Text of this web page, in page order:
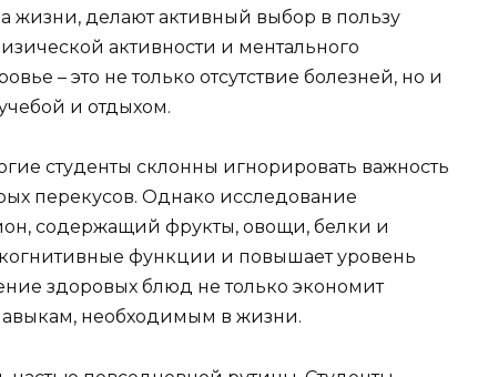
жизни, делают активный выбор в пользу
активности и ментального
– это не только отсутствие болезней, но и
и отдыхом.
студенты склонны игнорировать важность
перекусов. Однако исследование
содержащий фрукты, овощи, белки и
функции и повышает уровень
здоровых блюд не только экономит
необходимым в жизни.